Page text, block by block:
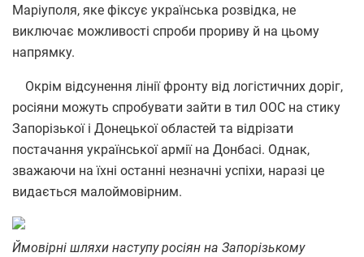
Маріуполя, яке фіксує українська розвідка, не
виключає можливості спроби прориву й на цьому
напрямку.
Окрім відсунення лінії фронту від логістичних доріг,
росіяни можуть спробувати зайти в тил ООС на стику
Запорізької і Донецької областей та відрізати
постачання української армії на Донбасі. Однак,
зважаючи на їхні останні незначні успіхи, наразі це
видається малоймовірним.
Ймовірні шляхи наступу росіян на Запорізькому